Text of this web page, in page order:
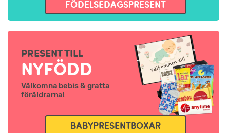
FÖDELSEDAGSPRESENT
PRESENT TILL
NYFÖDD
Välkomna bebis & gratta
föräldrarna!
BABYPRESENTBOXAR